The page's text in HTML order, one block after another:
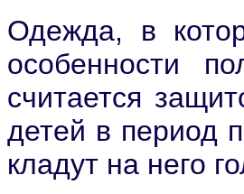
Одежда, в
особенности
считается
детей в период
кладут на него